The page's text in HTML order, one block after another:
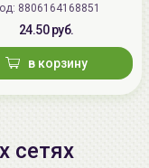
Код: 8806164168851
24.50 руб.
в корзину
сетях